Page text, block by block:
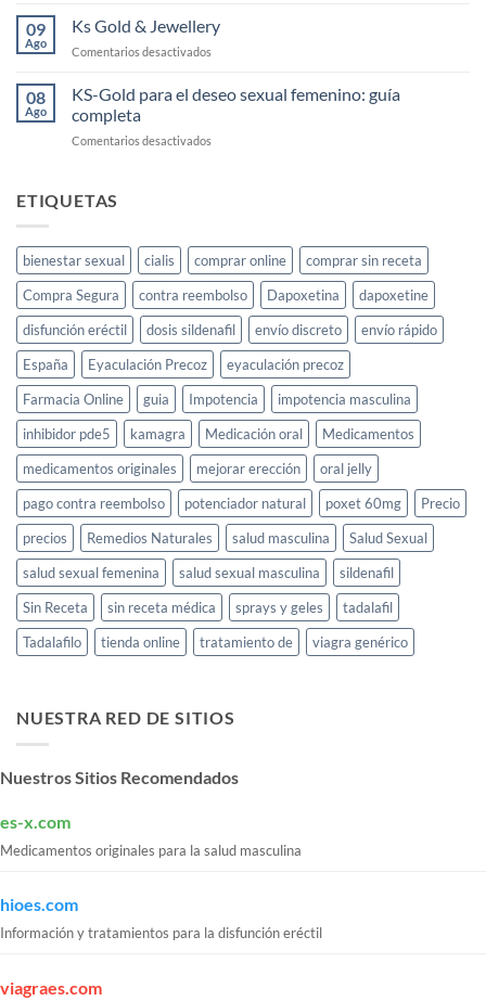
afrodisíaco
femenino:
usarlo
comprarlo
09
Ago
Ks Gold & Jewellery
Comentarios desactivados
&
08
Ago
KS-Gold para el deseo sexual femenino: guía
completa
Comentarios desactivados
sexual
femenino:
guía
completa
ETIQUETAS
bienestar sexual cialis comprar online
comprar sin receta
Compra Segura
contra reembolso Dapoxetina
dapoxetine
disfunción eréctil
dosis sildenafil envío discreto
envío rápido
España
Eyaculación Precoz
eyaculación precoz
Farmacia Online
guia Impotencia
impotencia masculina
inhibidor pde5
kamagra Medicación oral
Medicamentos
medicamentos originales
mejorar erección
oral jelly
pago contra reembolso
potenciador natural poxet 60mg
Precio
precios
Remedios Naturales salud masculina
Salud Sexual
salud sexual femenina
salud sexual masculina
sildenafil
Sin Receta
sin receta médica sprays y geles
tadalafil
Tadalafilo
tienda online tratamiento de viagra genérico
NUESTRA RED DE SITIOS
Nuestros Sitios Recomendados
es-x.com
Medicamentos originales para la salud masculina
hioes.com
Información y tratamientos para la disfunción eréctil
viagraes.com